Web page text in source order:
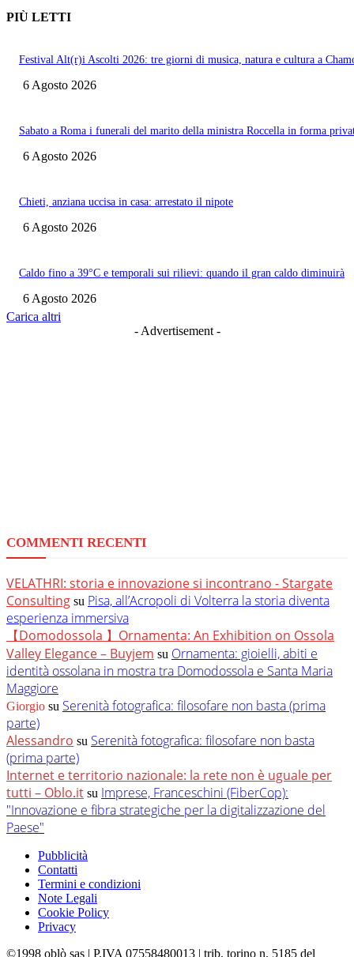
PIÙ LETTI
Festival Alt(r)i Ascolti 2026: tre giorni di musica, natura e cultura a
6 Agosto 2026
Sabato a Roma i funerali del marito della ministra Roccella in forma
6 Agosto 2026
Chieti, anziana uccisa in casa: arrestato il nipote
6 Agosto 2026
Caldo fino a 39°C e temporali sui rilievi: quando il gran caldo diminuirà
6 Agosto 2026
Carica altri
- Advertisement -
COMMENTI RECENTI
VELATHRI: storia e innovazione si incontrano - Stargate
Consulting su Pisa, all’Acropoli di Volterra la storia diventa
esperienza immersiva
【Domodossola 】Ornamenta: An Exhibition on Ossola
Valley Elegance – Buyjem su Ornamenta: gioielli, abiti e
identità ossolana in mostra tra Domodossola e Santa Maria
Maggiore
Giorgio su Serenità fotografica: filosofare non basta (prima
parte)
Alessandro su Serenità fotografica: filosofare non basta
(prima parte)
Internet e territorio nazionale: la rete non è uguale per
tutti – Oblo.it su Imprese, Franceschini (FiberCop):
"Innovazione e fibra strategiche per la digitalizzazione del
Paese"
Pubblicità
Contatti
Termini e condizioni
Note Legali
Cookie Policy
Privacy
©1998 oblò sas | P.IVA 07558480013 | trib. torino n. 5185 del